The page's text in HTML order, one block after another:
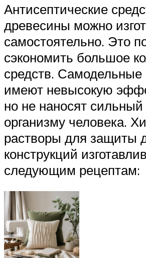
Антисептические
древесины можно
самостоятельно. Это
сэкономить большое
средств. Самодельные
имеют невысокую
но не наносят
организму человека.
растворы для защиты
конструкций
следующим рецептам: